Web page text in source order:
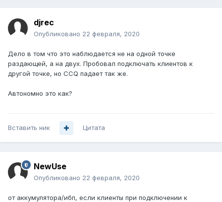
djrec
Опубликовано 22 февраля, 2020
Дело в том что это наблюдается не на одной точке
раздающей, а на двух. Пробовал подключать клиентов к
другой точке, но CCQ падает так же.
Автономно это как?
Вставить ник Цитата
NewUse
Опубликовано 22 февраля, 2020
от аккумулятора/ибп, если клиенты при подключении к